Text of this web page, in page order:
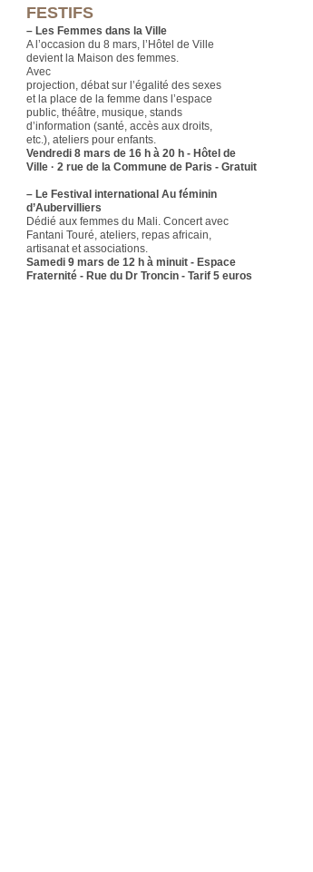
FESTIFS
– Les Femmes dans la Ville
A l’occasion du 8 mars, l’Hôtel de Ville
devient la Maison des femmes.
Avec
projection, débat sur l’égalité des sexes
et la place de la femme dans l’espace
public, théâtre, musique, stands
d’information (santé, accès aux droits,
etc.), ateliers pour enfants.
Vendredi 8 mars de 16 h à 20 h - Hôtel de
Ville · 2 rue de la Commune de Paris - Gratuit
– Le Festival international Au féminin
d’Aubervilliers
Dédié aux femmes du Mali. Concert avec
Fantani Touré, ateliers, repas africain,
artisanat et associations.
Samedi 9 mars de 12 h à minuit - Espace
Fraternité - Rue du Dr Troncin - Tarif 5 euros